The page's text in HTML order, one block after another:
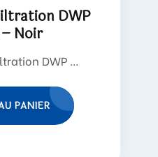
DWP
– Noir
DWP ...
PANIER